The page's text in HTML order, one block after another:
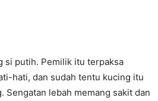
si putih. Pemilik itu terpaksa
hati, dan sudah tentu kucing itu
lebah memang sakit dan